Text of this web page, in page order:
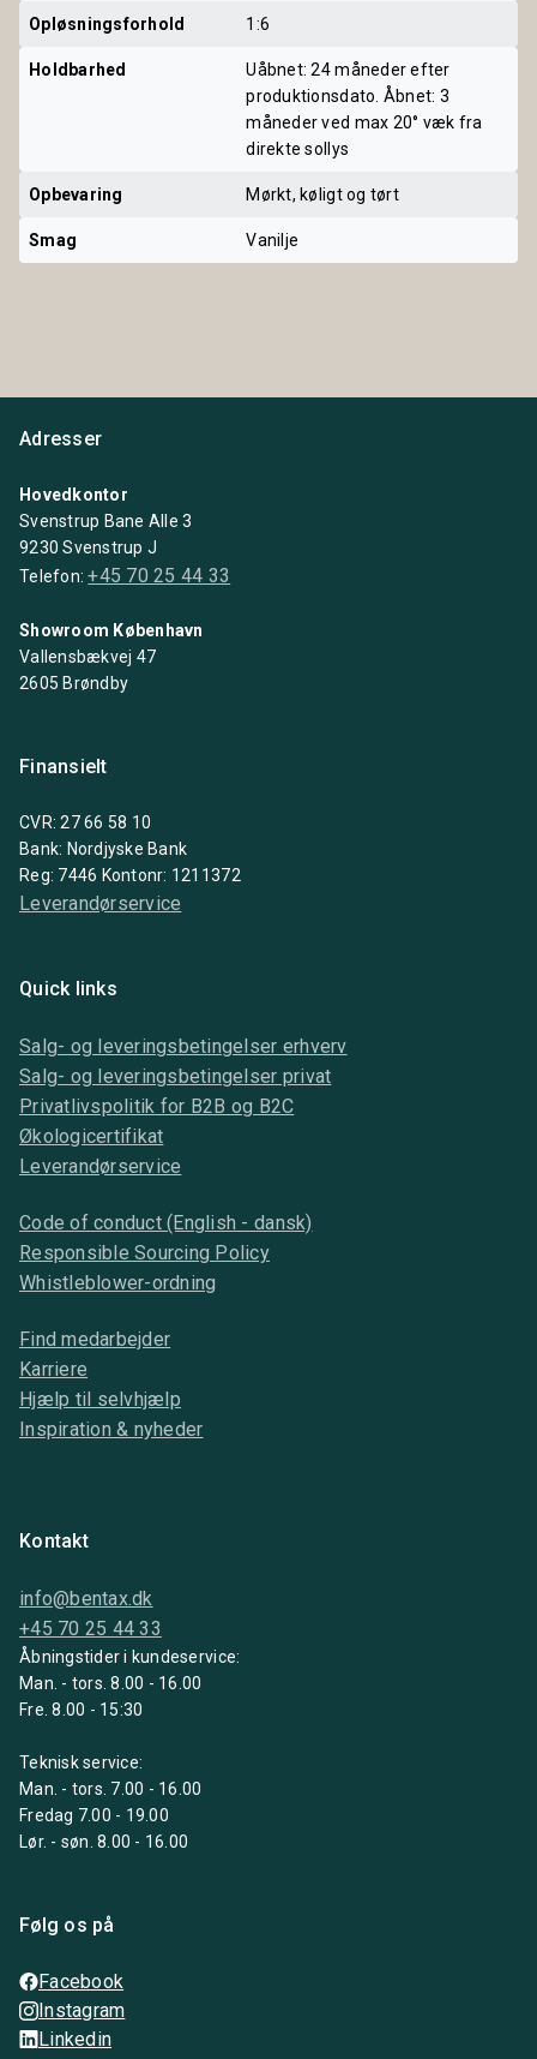
Opløsningsforhold 1:6
Holdbarhed
Uåbnet: 24 måneder efter
produktionsdato. Åbnet: 3
måneder ved max 20° væk fra
direkte sollys
Opbevaring Mørkt, køligt og tørt
Smag Vanilje
Adresser
Hovedkontor
Svenstrup Bane Alle 3
9230 Svenstrup J
Telefon:+45 70 25 44 33
Showroom København
Vallensbækvej 47
2605 Brøndby
Finansielt
CVR: 27 66 58 10
Bank: Nordjyske Bank
Reg: 7446 Kontonr: 1211372
Leverandørservice
Quick links
Salg- og leveringsbetingelser erhverv
Salg- og leveringsbetingelser privat
Privatlivspolitik for B2B og B2C
Økologicertifikat
Leverandørservice
Code of conduct (English - dansk)
Responsible Sourcing Policy
Whistleblower-ordning
Find medarbejder
Karriere
Hjælp til selvhjælp
Inspiration & nyheder
Kontakt
info@bentax.dk
+45 70 25 44 33
Åbningstider i kundeservice:
Man. - tors. 8.00 - 16.00
Fre. 8.00 - 15:30
Teknisk service:
Man. - tors. 7.00 - 16.00
Fredag 7.00 - 19.00
Lør. - søn. 8.00 - 16.00
Følg os på
Facebook
Instagram
Linkedin